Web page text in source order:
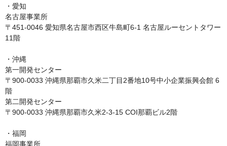
・愛知
名古屋事業所
〒451-0046 愛知県名古屋市西区牛島町6-1 名古屋ルーセントタワー
11階
・沖縄
第一開発センター
〒900-0033 沖縄県那覇市久米二丁目2番地10号中小企業振興会館 6
階
第二開発センター
〒900-0033 沖縄県那覇市久米2-3-15 COI那覇ビル2階
・福岡
福岡事業所